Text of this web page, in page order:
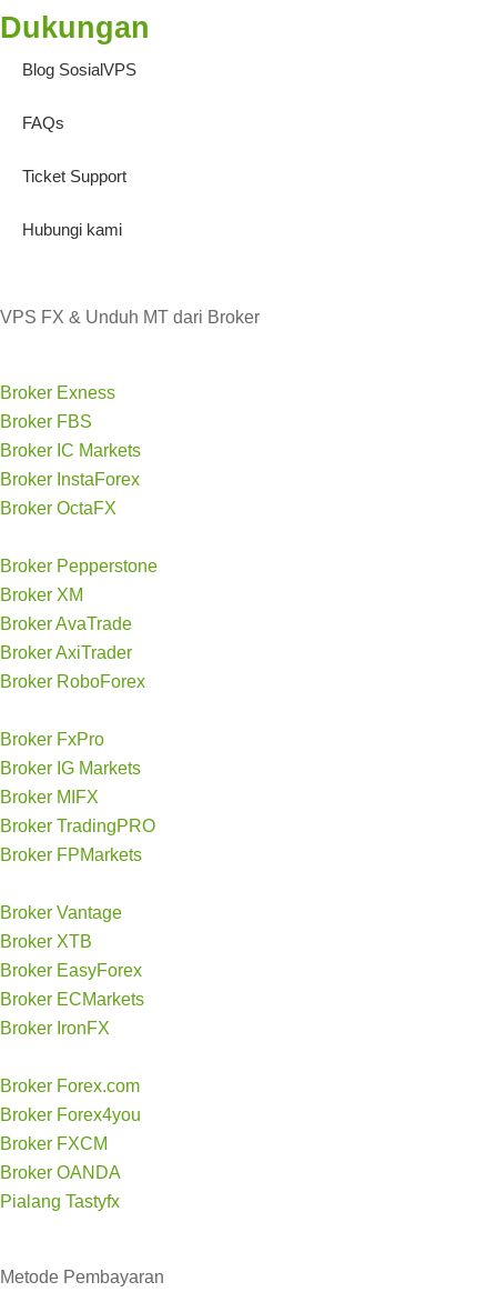
Dukungan
Blog SosialVPS
FAQs
Ticket Support
Hubungi kami
VPS FX & Unduh MT dari Broker
Broker Exness
Broker FBS
Broker IC Markets
Broker InstaForex
Broker OctaFX
Broker Pepperstone
Broker XM
Broker AvaTrade
Broker AxiTrader
Broker RoboForex
Broker FxPro
Broker IG Markets
Broker MIFX
Broker TradingPRO
Broker FPMarkets
Broker Vantage
Broker XTB
Broker EasyForex
Broker ECMarkets
Broker IronFX
Broker Forex.com
Broker Forex4you
Broker FXCM
Broker OANDA
Pialang Tastyfx
Metode Pembayaran